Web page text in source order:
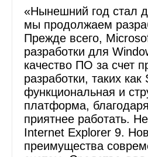
«Нынешний год стал
мы продолжаем
Прежде всего,
разработки для
качество ПО за счет
разработки, таких
функциональная и
платформа,
приятнее работать.
Internet Explorer 9.
преимущества